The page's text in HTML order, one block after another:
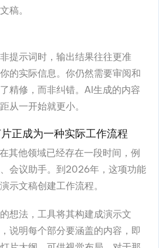
稿。
提示词时，输出结果往往更准
的实际信息。你仍然需要审阅和
精修，而非纠错。AI生成的内容
从一开始就更小。
正成为一种实际工作流程
其他领域已经存在一段时间，例
会议助手。到2026年，这项功能
示文稿创建工作流程。
想法，工具将其构建成演示文
说明每个部分要涵盖的内容，即